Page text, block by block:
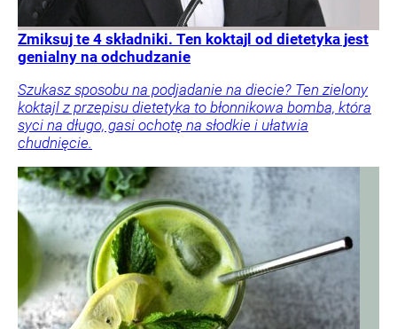
Zmiksuj te 4 składniki. Ten koktajl od dietetyka jest
genialny na odchudzanie
Szukasz sposobu na podjadanie na diecie? Ten zielony
koktajl z przepisu dietetyka to błonnikowa bomba, która
syci na długo, gasi ochotę na słodkie i ułatwia
chudnięcie.